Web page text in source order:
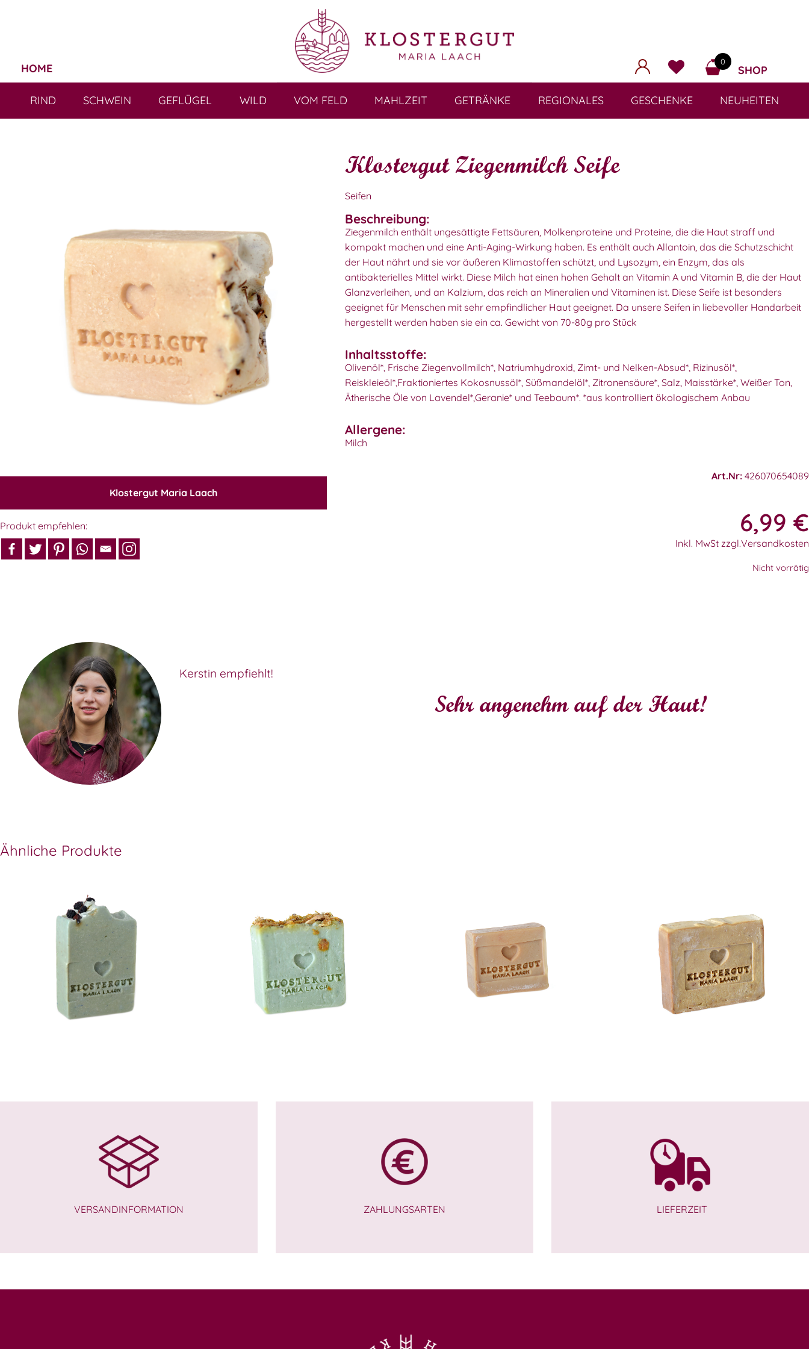
HOME 0
SHOP
RIND SCHWEIN GEFLÜGEL WILD VOM FELD MAHLZEIT GETRÄNKE REGIONALES GESCHENKE NEUHEITEN
Klostergut Maria Laach
Produkt empfehlen:
Klostergut Ziegenmilch Seife
Seifen
Beschreibung:
Ziegenmilch enthält ungesättigte Fettsäuren, Molkenproteine und Proteine, die die Haut straff und
kompakt machen und eine Anti-Aging-Wirkung haben. Es enthält auch Allantoin, das die Schutzschicht
der Haut nährt und sie vor äußeren Klimastoffen schützt, und Lysozym, ein Enzym, das als
antibakterielles Mittel wirkt. Diese Milch hat einen hohen Gehalt an Vitamin A und Vitamin B, die der Haut
Glanzverleihen, und an Kalzium, das reich an Mineralien und Vitaminen ist. Diese Seife ist besonders
geeignet für Menschen mit sehr empfindlicher Haut geeignet. Da unsere Seifen in liebevoller Handarbeit
hergestellt werden haben sie ein ca. Gewicht von 70-80g pro Stück
Inhaltsstoffe:
Olivenöl*, Frische Ziegenvollmilch*, Natriumhydroxid, Zimt- und Nelken-Absud*, Rizinusöl*,
Reiskleieöl*,Fraktioniertes Kokosnussöl*, Süßmandelöl*, Zitronensäure*, Salz, Maisstärke*, Weißer Ton,
Ätherische Öle von Lavendel*,Geranie* und Teebaum*. *aus kontrolliert ökologischem Anbau
Allergene:
Milch
Art.Nr: 426070654089
6,99 €
Inkl. MwSt zzgl.Versandkosten
Nicht vorrätig
Kerstin empfiehlt!
Sehr angenehm auf der Haut!
Ähnliche Produkte
Klostergut Wilde Myrte Seife
WISSEN wo´s herkommt!
Klostergut Seife Kaktusfeige
WISSEN wo`s herkommt!
Klostergut Seife Lorbeer
WISSEN wo`s herkommt!
Klostergut Seife Zistrose
WISSEN wo`s herkommt!
VERSANDINFORMATION ZAHLUNGSARTEN LIEFERZEIT